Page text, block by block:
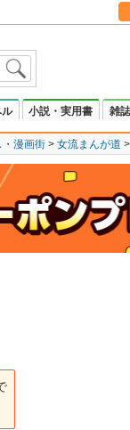
ル 小説・実用書 雑
漫画街 女流まんが道